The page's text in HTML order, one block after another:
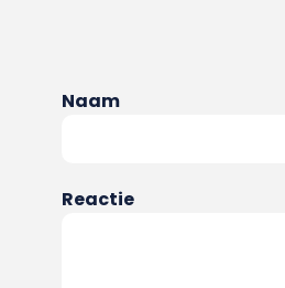
Naam
Reactie